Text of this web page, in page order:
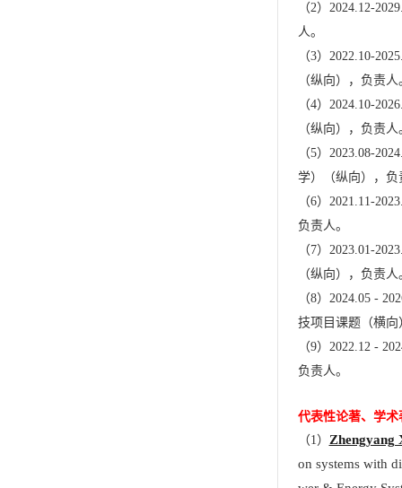
（2） 2024.12-
人。
（3） 2022.10-
（纵向）
， 负责人
（4） 2024.10-
（纵向）
， 负责人
（5） 2023.08-
学）
（纵向） ， 负
（6） 2021.11-
负责人。
（7） 2023.01-
（纵向）
，负责人
（8） 2024.05 -
技项目课题（横向
（9） 2022.12 -
负责人。
代表性论著、学术
（1） Zhengyang
on systems with